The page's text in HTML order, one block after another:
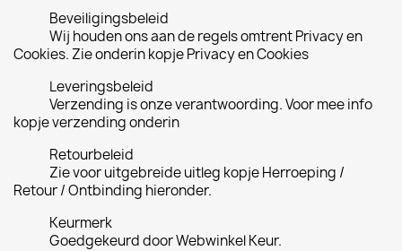
Beveiligingsbeleid
Wij houden ons aan de regels omtrent Privacy en
Cookies. Zie onderin kopje Privacy en Cookies
Leveringsbeleid
Verzending is onze verantwoording. Voor mee info
kopje verzending onderin
Retourbeleid
Zie voor uitgebreide uitleg kopje Herroeping /
Retour / Ontbinding hieronder.
Keurmerk
Goedgekeurd door Webwinkel Keur.